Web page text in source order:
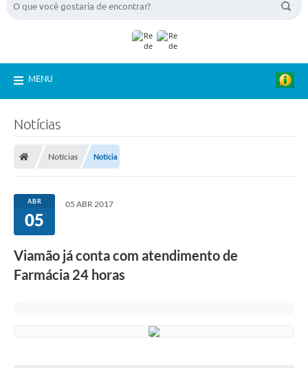
MENU
Notícias
Notícias Notícia
ABR
05
05 ABR 2017
Viamão já conta com atendimento de
Farmácia 24 horas